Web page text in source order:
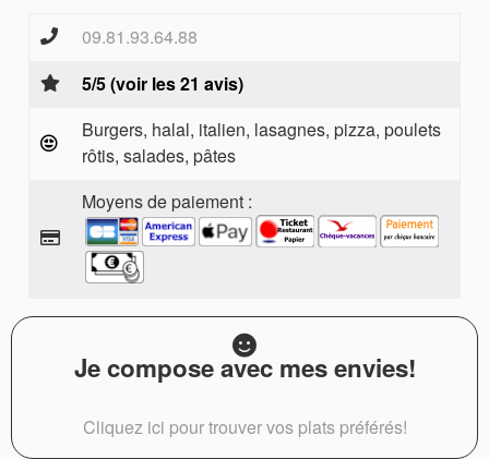
09.81.93.64.88
5/5 (voir les 21 avis)
Burgers, halal, italien, lasagnes, pizza, poulets
rôtis, salades, pâtes
Moyens de paiement :
Je compose avec mes envies!
Cliquez ici pour trouver vos plats préférés!